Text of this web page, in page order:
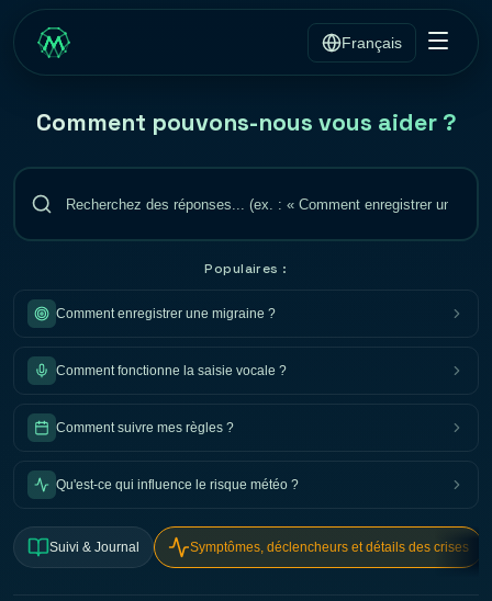
Français
Comment pouvons-nous vous aider ?
Populaires :
Comment enregistrer une migraine ?
Comment fonctionne la saisie vocale ?
Comment suivre mes règles ?
Qu'est-ce qui influence le risque météo ?
Suivi & Journal Symptômes, déclencheurs et détails des crises